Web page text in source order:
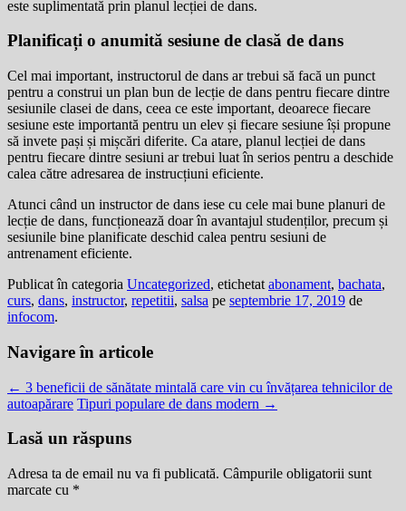
este suplimentată prin planul lecției de dans.
Planificați o anumită sesiune de clasă de dans
Cel mai important, instructorul de dans ar trebui să facă un punct
pentru a construi un plan bun de lecție de dans pentru fiecare dintre
sesiunile clasei de dans, ceea ce este important, deoarece fiecare
sesiune este importantă pentru un elev și fiecare sesiune își propune
să invete pași și mișcări diferite. Ca atare, planul lecției de dans
pentru fiecare dintre sesiuni ar trebui luat în serios pentru a deschide
calea către adresarea de instrucțiuni eficiente.
Atunci când un instructor de dans iese cu cele mai bune planuri de
lecție de dans, funcționează doar în avantajul studenților, precum și
sesiunile bine planificate deschid calea pentru sesiuni de
antrenament eficiente.
Publicat în categoria Uncategorized, etichetat abonament, bachata,
curs, dans, instructor, repetitii, salsa pe septembrie 17, 2019 de
infocom.
Navigare în articole
← 3 beneficii de sănătate mintală care vin cu învățarea tehnicilor de
autoapărare Tipuri populare de dans modern →
Lasă un răspuns
Adresa ta de email nu va fi publicată. Câmpurile obligatorii sunt
marcate cu *